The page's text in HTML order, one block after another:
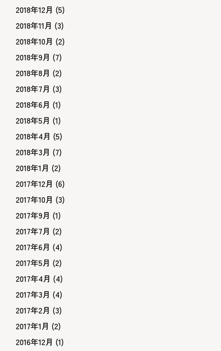
2018年12月 (5)
2018年11月 (3)
2018年10月 (2)
2018年9月 (7)
2018年8月 (2)
2018年7月 (3)
2018年6月 (1)
2018年5月 (1)
2018年4月 (5)
2018年3月 (7)
2018年1月 (2)
2017年12月 (6)
2017年10月 (3)
2017年9月 (1)
2017年7月 (2)
2017年6月 (4)
2017年5月 (2)
2017年4月 (4)
2017年3月 (4)
2017年2月 (3)
2017年1月 (2)
2016年12月 (1)